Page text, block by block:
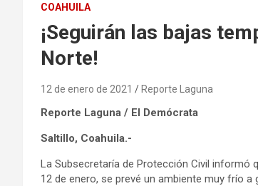
COAHUILA
¡Seguirán las bajas
Norte!
12 de enero de 2021 Reporte Laguna
Reporte Laguna / El Demócrata
Saltillo, Coahuila.-
La Subsecretaría de Protección Civil informó
12 de enero, se prevé un ambiente muy frío